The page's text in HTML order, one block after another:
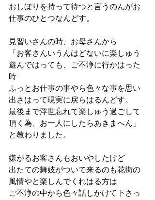
おしぼりを持って待つと言うのんがお
仕事のひとつなんどす。
見習いさんの時、お母さんから
「お客さんいうんはどないに楽しゅう
遊んではっても、ご不浄に行かはった
時
ふっとお仕事の事やら色々な事を思い
出さはって現実に戻らはるんどす。
最後まで浮世忘れて楽しゅう過ごして
頂く為、お一人にしたらあきまへん」
と教わりました。
嫌がるお客さんもおいやしたけど
出たての舞妓がついて来るのも花街の
風情やと楽しんでくれはる方は
ご不浄の中から色々話しかけて下さっ